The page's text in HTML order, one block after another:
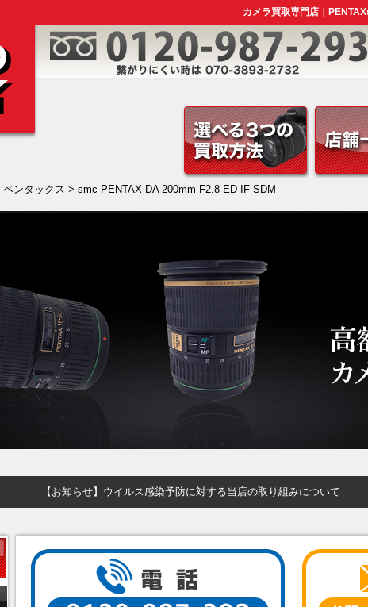
カメラ買取専門店｜
ペンタックス > smc PENTAX-DA 200mm F2.8 ED IF SDM
【お知らせ】ウイルス感染予防に対する当店の取り組みについて